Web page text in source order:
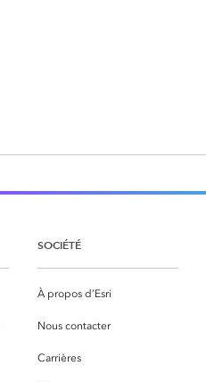
SOCIÉTÉ
À propos d’Esri
Nous contacter
Carrières